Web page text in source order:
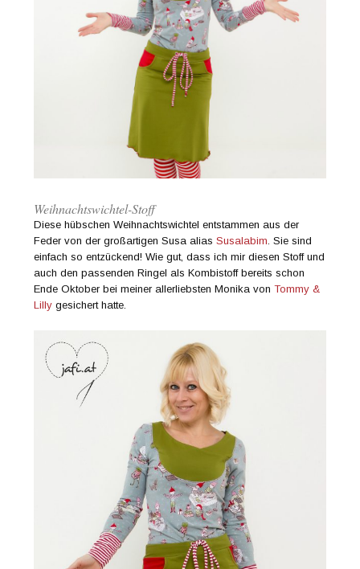
Weihnachtswichtel-Stoff
Diese hübschen Weihnachtswichtel entstammen aus der
Feder von der großartigen Susa aliasSusalabim . Sie sind
einfach so entzückend! Wie gut, dass ich mir diesen Stoff und
auch den passenden Ringel als Kombistoff bereits schon
Ende Oktober bei meiner allerliebsten Monika vonTommy &
Lilly gesichert hatte.